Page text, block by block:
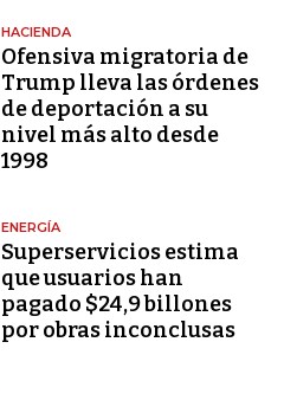
HACIENDA
Ofensiva migratoria de
Trump lleva las órdenes
de deportación a su
nivel más alto desde
1998
ENERGÍA
Superservicios estima
que usuarios han
pagado $24,9 billones
por obras inconclusas